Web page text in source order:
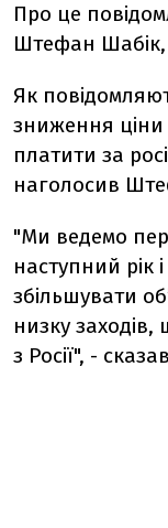
Про це
Штефан
Як
зниження
платити за
наголосив
"Ми ведемо
наступний рік
збільшувати
низку
з Росії", -